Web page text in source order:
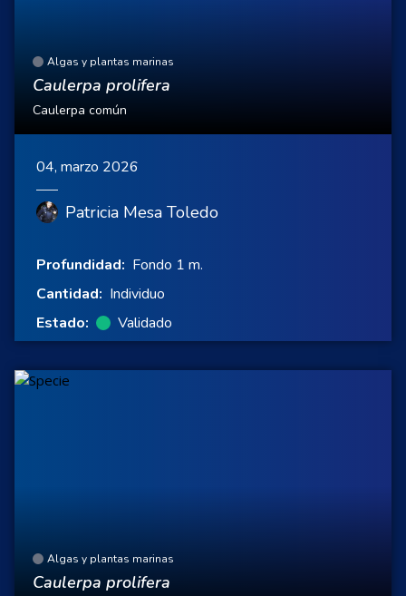
Algas y plantas marinas
Caulerpa prolifera
Caulerpa común
04, marzo 2026
Patricia Mesa Toledo
Profundidad: Fondo 1 m.
Cantidad: Individuo
Estado:
Validado
Algas y plantas marinas
Caulerpa prolifera